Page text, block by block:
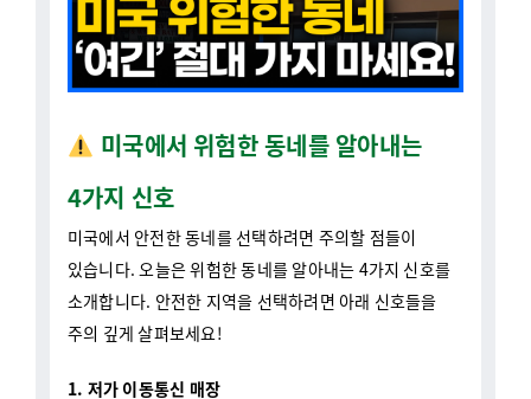
4가지 신호
미국에서 안전한 동네를 선택하려면 주의할 점들이
있습니다. 오늘은 위험한 동네를 알아내는 4가지 신호를
소개합니다. 안전한 지역을 선택하려면 아래 신호들을
주의 깊게 살펴보세요!
“Metro PCS”, “Lyca Mobile” 등의 저가 이동통신